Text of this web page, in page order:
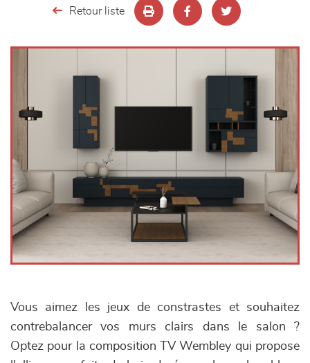
Retour liste
Vous aimez les jeux de constrastes et souhaitez
contrebalancer vos murs clairs dans le salon ?
Optez pour la composition TV Wembley qui propose